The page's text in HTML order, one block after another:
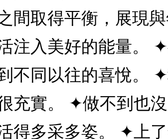
間取得平衡，展現
注入美好的能量。
不同以往的喜悅。
充實。 ✦做不到也
得多采多姿。 ✦上